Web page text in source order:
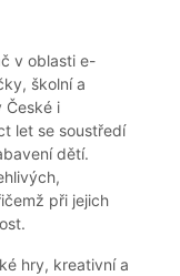
v oblasti e-
školní a
České i
let se soustředí
dětí.
při jejich
hry, kreativní a